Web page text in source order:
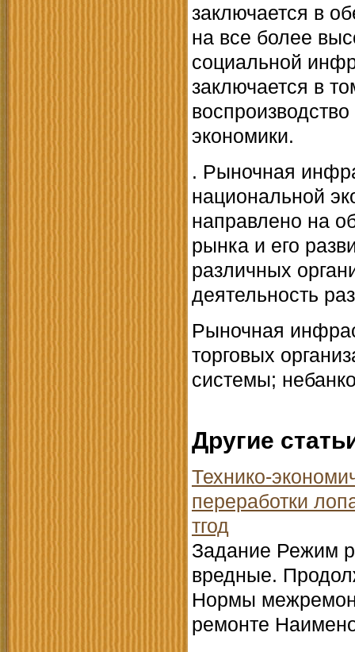
заключается в
на все более
социальной
заключается в
экономики.
. Рыночная
национальной
направлено на
рынка и его
различных
деятельность
Рыночная
торговых
системы;
Другие
Технико-
переработки
тгод
Задание Режим
вредные.
Нормы
ремонте